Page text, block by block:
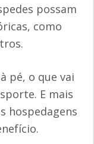
possam
como
pé, o que vai
E mais
hospedagens